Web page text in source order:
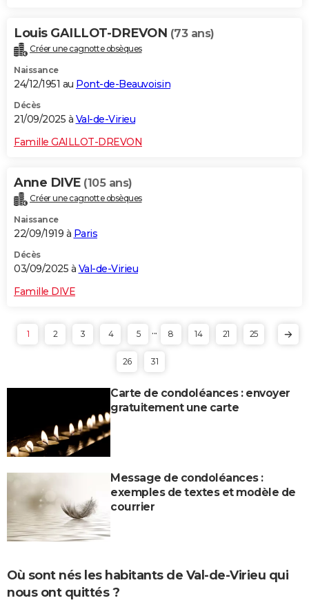
Louis GAILLOT-DREVON (73 ans)
Créer une cagnotte obsèques
Naissance
24/12/1951 au Pont-de-Beauvoisin
Décès
21/09/2025 à Val-de-Virieu
Famille GAILLOT-DREVON
Anne DIVE (105 ans)
Créer une cagnotte obsèques
Naissance
22/09/1919 à Paris
Décès
03/09/2025 à Val-de-Virieu
Famille DIVE
1 2 3 4 5 ... 8 14 21 25
26 31
Carte de condoléances : envoyer
gratuitement une carte
Message de condoléances :
exemples de textes et modèle de
courrier
Où sont nés les habitants de Val-de-Virieu qui
nous ont quittés ?